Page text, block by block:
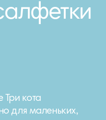
Три кота
для маленьких,